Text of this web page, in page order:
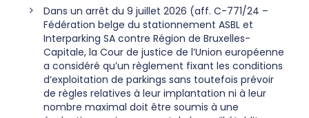
Dans un arrêt du 9 juillet 2026 (aff. C-771/24 –
Fédération belge du stationnement ASBL et
Interparking SA contre Région de Bruxelles-
Capitale, la Cour de justice de l’Union européenne
a considéré qu’un règlement fixant les conditions
d’exploitation de parkings sans toutefois prévoir
de règles relatives à leur implantation ni à leur
nombre maximal doit être soumis à une